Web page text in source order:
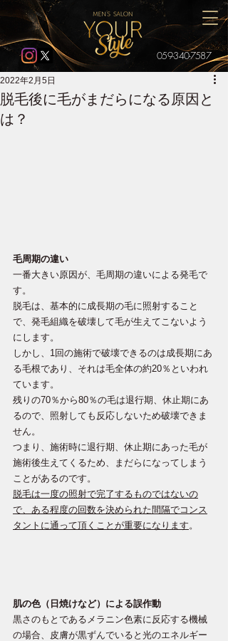
059-340-7587
脱毛後に毛がまだらになる原因と
は？
2022年2月5日
毛周期の違い
一番大きい原因が、毛周期の違いによる発毛で
す。
脱毛は、基本的に成長期の毛に照射すること
で、発毛組織を破壊して毛が生えてこないよう
にします。
しかし、1回の施術で破壊できるのは成長期にあ
る毛根であり、それは毛全体の約20％といわれ
ています。
残りの70％から80％の毛は退行期、休止期にあ
るので、照射しても反応しないため破壊できま
せん。
つまり、施術時に退行期、休止期にあった毛が
施術後生えてくるため、まだらになってしまう
ことがあるのです。
脱毛は一度の照射で完了するものではないの
で、ある程度の回数を決められた間隔でコンス
タントに通って頂くことが重要になります 。
肌の色（日焼けなど）による誤作動
黒さのもとであるメラニン色素に反応する機械
の場合、皮膚が黒ずんでいると光のエネルギー